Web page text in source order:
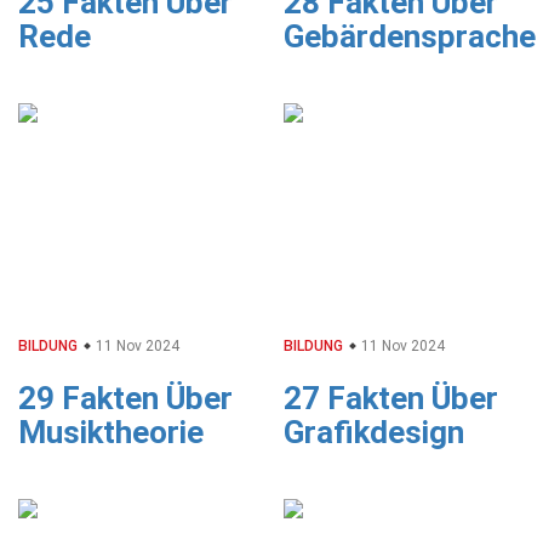
Rede
Gebärdensprache
BILDUNG 11 Nov 2024
29 Fakten Über
Musiktheorie
BILDUNG 11 Nov 2024
27 Fakten Über
Grafikdesign